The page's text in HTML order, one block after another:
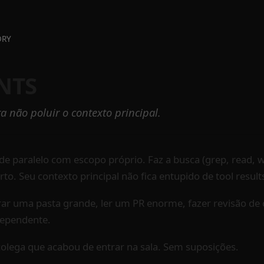
não poluir o contexto principal.
paralelo com escopo próprio. Faz a busca (grep, read,
Seu contexto principal não fica entupido de tool
uma pasta grande, ler um PR enorme, fazer revisão
que acabou de entrar na sala. Sem suposições.